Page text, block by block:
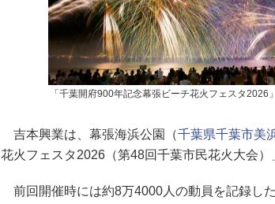
「千葉開府900年記念幕張ビーチ花火フェスタ2026
吉本興業は、幕張海浜公園（千葉県千葉市美
花火フェスタ2026（第48回千葉市民花火大会）
前回開催時には約8万4000人の動員を記録し